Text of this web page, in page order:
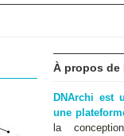
À propos de
DNArchi est
une
la